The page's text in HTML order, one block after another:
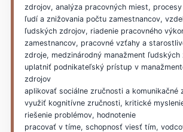
zdrojov, analýza pracovných miest,
ľudí a znižovania počtu zamestnancov,
ľudských zdrojov, riadenie pracovného
zamestnancov, pracovné vzťahy a
zdroje, medzinárodný manažment
uplatniť podnikateľský prístup v
zdrojov
aplikovať sociálne zručnosti a komunikačné
využiť kognitívne zručnosti, kritické
riešenie problémov, hodnotenie
pracovať v tíme, schopnosť viesť tím,